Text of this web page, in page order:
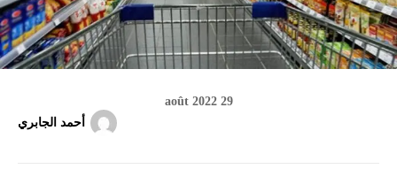
29 août 2022
أحمد الجابري